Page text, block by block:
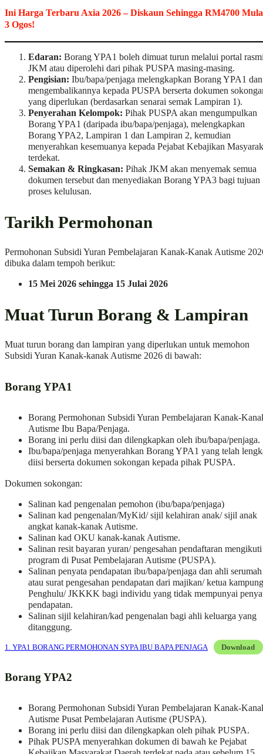
Ini Harga Terbaru Axia 2026 – Diskaun Sehingga RM4700
3 Ogos!
Edaran: Borang YPA1 boleh dimuat turun melalui portal
JKM atau diperolehi dari pihak PUSPA masing-masing.
Pengisian: Ibu/bapa/penjaga melengkapkan Borang YPA1 dan
mengembalikannya kepada PUSPA berserta dokumen
yang diperlukan (berdasarkan senarai semak Lampiran 1).
Penyerahan Kelompok: Pihak PUSPA akan mengumpulkan
Borang YPA1 (daripada ibu/bapa/penjaga), melengkapkan
Borang YPA2, Lampiran 1 dan Lampiran 2, kemudian
menyerahkan kesemuanya kepada Pejabat Kebajikan
terdekat.
Semakan & Ringkasan: Pihak JKM akan menyemak semua
dokumen tersebut dan menyediakan Borang YPA3 bagi tujuan
proses kelulusan.
Tarikh Permohonan
Permohonan Subsidi Yuran Pembelajaran Kanak-Kanak Autisme
dibuka dalam tempoh berikut:
15 Mei 2026 sehingga 15 Julai 2026
Muat Turun Borang & Lampiran
Muat turun borang dan lampiran yang diperlukan untuk memohon
Subsidi Yuran Kanak-kanak Autisme 2026 di bawah:
Borang YPA1
Borang Permohonan Subsidi Yuran Pembelajaran Kanak-
Autisme Ibu Bapa/Penjaga.
Borang ini perlu diisi dan dilengkapkan oleh ibu/bapa/penjaga.
Ibu/bapa/penjaga menyerahkan Borang YPA1 yang telah
diisi berserta dokumen sokongan kepada pihak PUSPA.
Dokumen sokongan:
Salinan kad pengenalan pemohon (ibu/bapa/penjaga)
Salinan kad pengenalan/MyKid/ sijil kelahiran anak/ sijil anak
angkat kanak-kanak Autisme.
Salinan kad OKU kanak-kanak Autisme.
Salinan resit bayaran yuran/ pengesahan pendaftaran mengikuti
program di Pusat Pembelajaran Autisme (PUSPA).
Salinan penyata pendapatan ibu/bapa/penjaga dan ahli serumah
atau surat pengesahan pendapatan dari majikan/ ketua
Penghulu/ JKKKK bagi individu yang tidak mempunyai
pendapatan.
Salinan sijil kelahiran/kad pengenalan bagi ahli keluarga yang
ditanggung.
1. YPA1 BORANG PERMOHONAN SYPA IBU BAPA PENJAGA Download
Borang YPA2
Borang Permohonan Subsidi Yuran Pembelajaran Kanak-
Autisme Pusat Pembelajaran Autisme (PUSPA).
Borang ini perlu diisi dan dilengkapkan oleh pihak PUSPA.
Pihak PUSPA menyerahkan dokumen di bawah ke Pejabat